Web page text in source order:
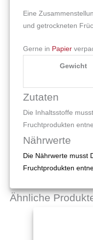
Eine
und getrockneten
Gerne in Papier
Gewicht
Zutaten
Die Inhaltsstoffe
Fruchtprodukten
Nährwerte
Die Nährwerte musst
Fruchtprodukten
Ähnliche